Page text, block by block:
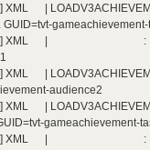
XML |
GUID=tvt-
XML | : Extending
XML |
audience2
XML |
gameachievement-
XML | : Extending